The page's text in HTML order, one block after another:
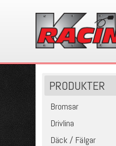
PRODUKTER
Bromsar
Drivlina
Däck / Fälgar